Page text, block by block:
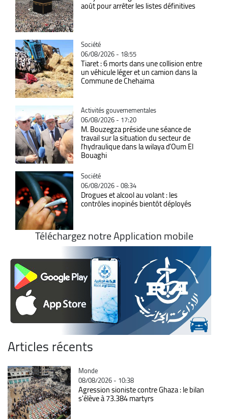
août pour arrêter les listes définitives
Catégorie
Société
06/08/2026 - 18:55
Tiaret : 6 morts dans une collision entre
un véhicule léger et un camion dans la
Commune de Chehaima
Catégorie
Activités gouvernementales
06/08/2026 - 17:20
M. Bouzegza préside une séance de
travail sur la situation du secteur de
l’hydraulique dans la wilaya d’Oum El
Bouaghi
Catégorie
Société
06/08/2026 - 08:34
Drogues et alcool au volant : les
contrôles inopinés bientôt déployés
Téléchargez notre Application mobile
Articles récents
Catégorie
Monde
08/08/2026 - 10:38
Agression sioniste contre Ghaza : le bilan
s'élève à 73.384 martyrs